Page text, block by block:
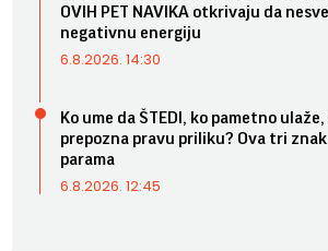
OVIH PET NAVIKA otkrivaju da
negativnu energiju
6.8.2026. 14:30
Ko ume da ŠTEDI, ko pametno
prepozna pravu priliku? Ova tri
parama
6.8.2026. 12:45